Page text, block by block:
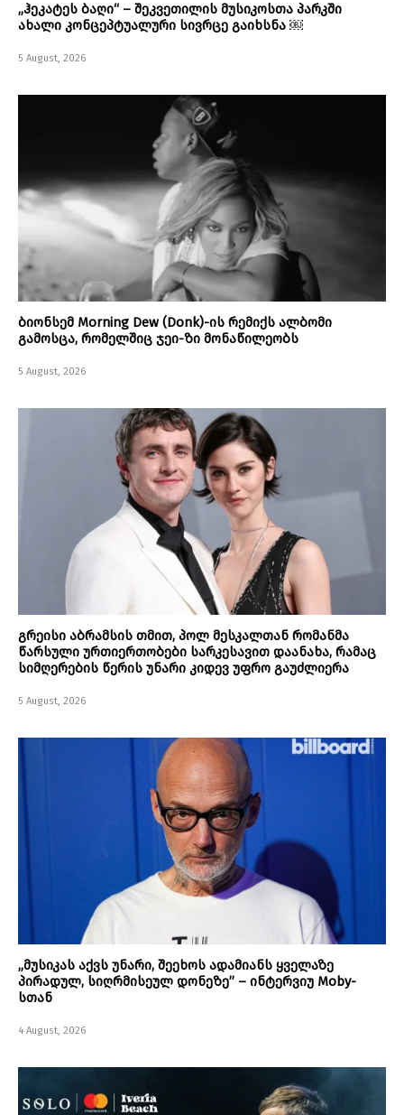
„ჰეკატეს ბაღი“ – შეკვეთილის მუსიკოსთა პარკში
ახალი კონცეპტუალური სივრცე გაიხსნა ￼
5 August, 2026
ბიონსემ Morning Dew (Donk)-ის რემიქს ალბომი
გამოსცა, რომელშიც ჯეი-ზი მონაწილეობს
5 August, 2026
გრეისი აბრამსის თმით, პოლ მესკალთან რომანმა
წარსული ურთიერთობები სარკესავით დაანახა, რამაც
სიმღერების წერის უნარი კიდევ უფრო გაუძლიერა
5 August, 2026
„მუსიკას აქვს უნარი, შეეხოს ადამიანს ყველაზე
პირადულ, სიღრმისეულ დონეზე” – ინტერვიუ Moby-
სთან
4 August, 2026